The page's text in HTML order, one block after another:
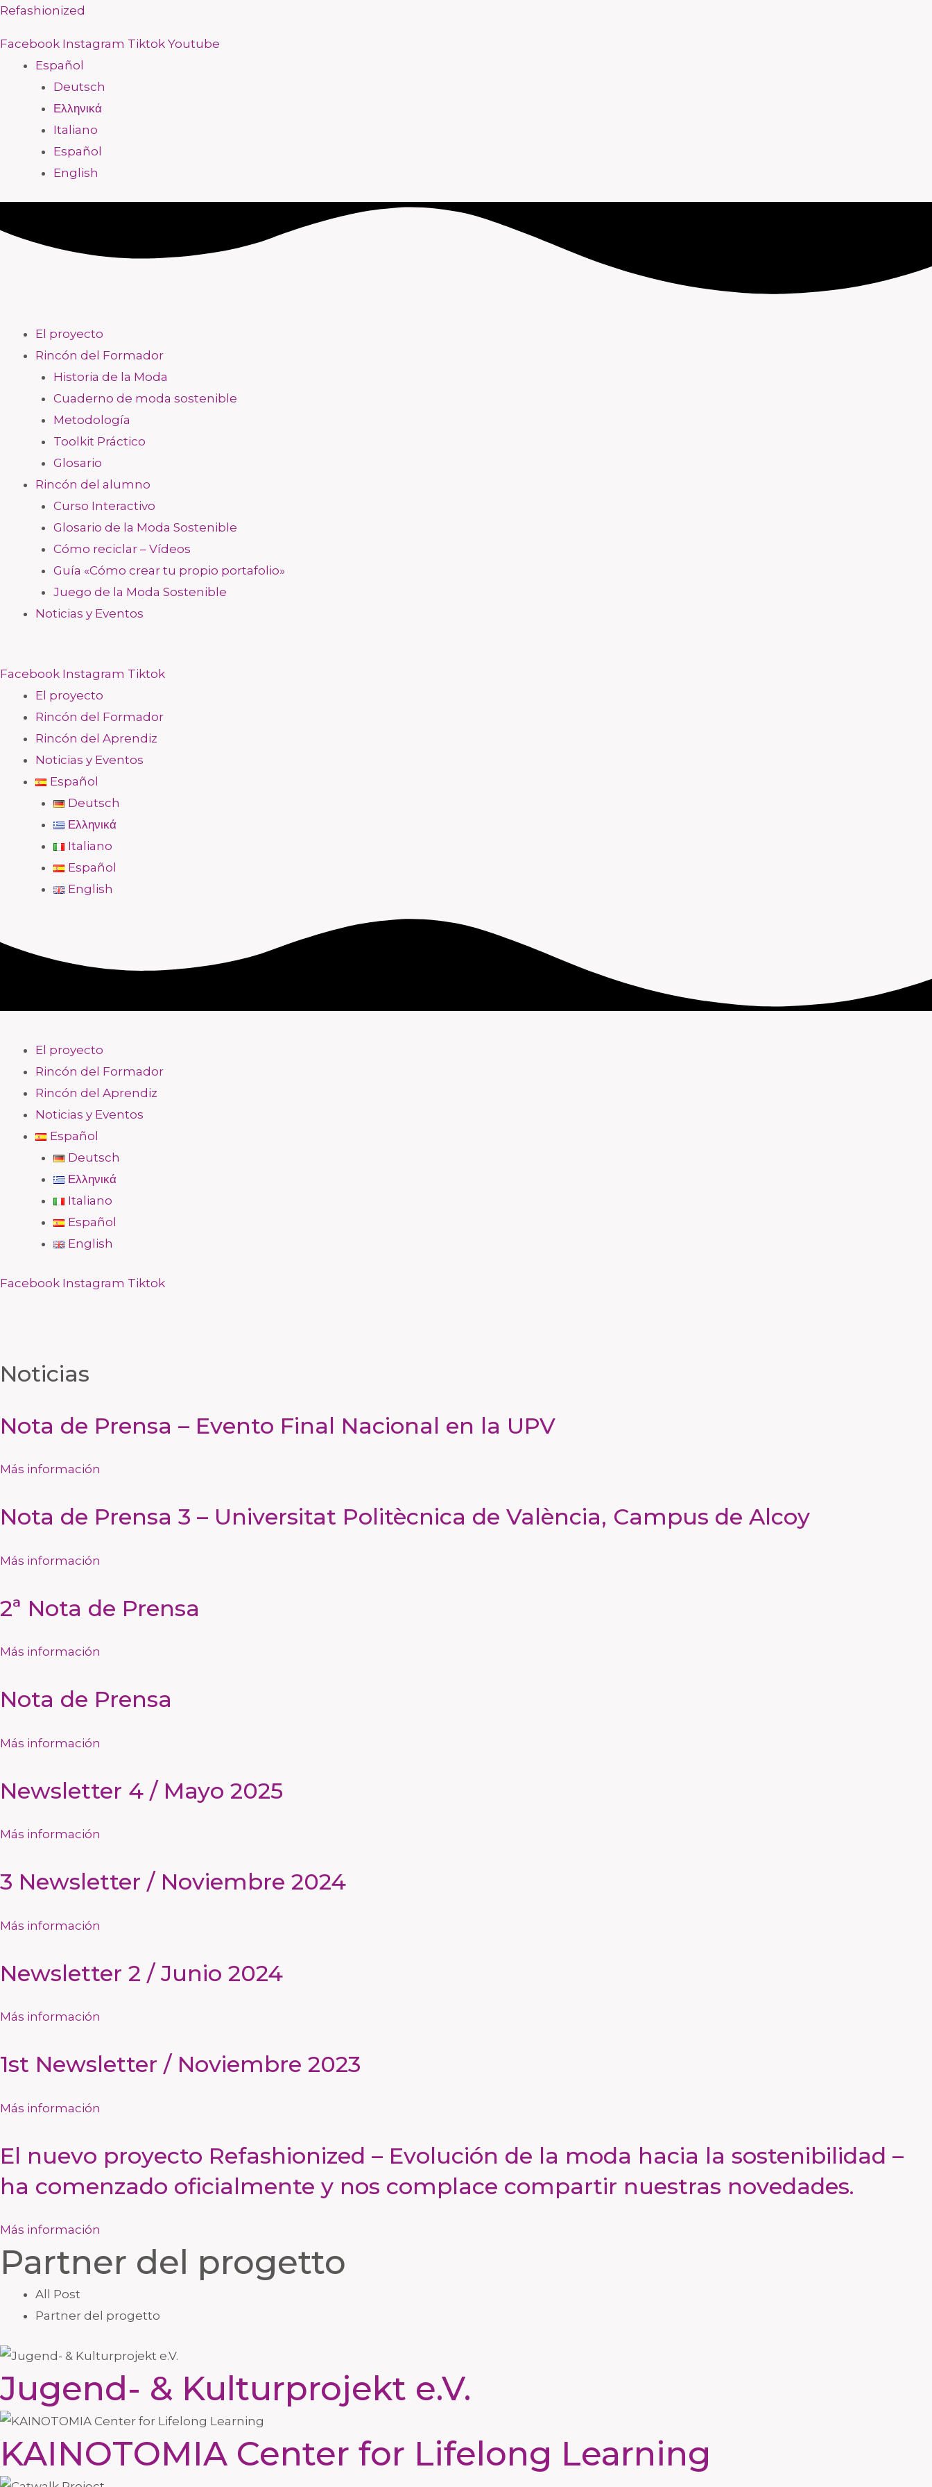
Ir
Refashionized
Facebook Instagram Tiktok Youtube
Menú
Español
Deutsch
Ελληνικά
Italiano
Español
English
Menú
El proyecto
Rincón del Formador
Historia de la Moda
Cuaderno de moda sostenible
Metodología
Toolkit Práctico
Glosario
Rincón del alumno
Curso Interactivo
Glosario de la Moda Sostenible
Cómo reciclar – Vídeos
Guía «Cómo crear tu propio portafolio»
Juego de la Moda Sostenible
Noticias y Eventos
Facebook Instagram Tiktok
Menú
El proyecto
Rincón del Formador
Rincón del Aprendiz
Noticias y Eventos
Español
Deutsch
Ελληνικά
Italiano
Español
English
Menú
El proyecto
Rincón del Formador
Rincón del Aprendiz
Noticias y Eventos
Español
Deutsch
Ελληνικά
Italiano
Español
English
Facebook Instagram Tiktok
Noticias
Nota de Prensa – Evento Final Nacional en la UPV
Más información
Nota de Prensa 3 – Universitat Politècnica de València, Campus de Alcoy
Más información
2ª Nota de Prensa
Más información
Nota de Prensa
Más información
Newsletter 4 / Mayo 2025
Más información
3 Newsletter / Noviembre 2024
Más información
Newsletter 2 / Junio 2024
Más información
1st Newsletter / Noviembre 2023
Más información
El nuevo proyecto Refashionized – Evolución de la moda hacia la sostenibilidad –
ha comenzado oficialmente y nos complace compartir nuestras novedades.
Más información
Partner del progetto
All Post
Partner del progetto
Jugend- & Kulturprojekt e.V.
KAINOTOMIA Center for Lifelong Learning
Menú
Menú
Menú
Menú